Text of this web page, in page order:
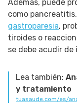
Además, puede
como
gastroparesia,
tiroides o
se debe acudir
Lea también:
y tratamiento
tuasaude.com/es/